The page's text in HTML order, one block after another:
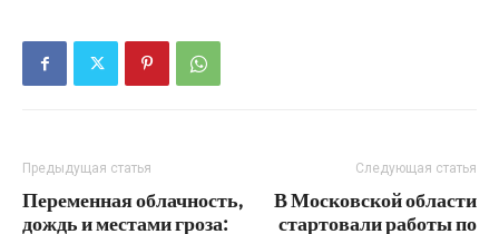
Предыдущая статья
Переменная облачность,
дождь и местами гроза:
Следующая статья
В Московской области
стартовали работы по